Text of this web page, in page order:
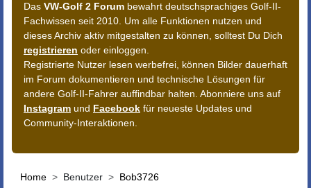
Das VW-Golf 2 Forum bewahrt deutschsprachiges Golf-II-
Fachwissen seit 2010. Um alle Funktionen nutzen und
dieses Archiv aktiv mitgestalten zu können, solltest Du Dich
registrieren oder einloggen.
Registrierte Nutzer lesen werbefrei, können Bilder dauerhaft
im Forum dokumentieren und technische Lösungen für
andere Golf-II-Fahrer auffindbar halten. Abonniere uns auf
Instagram und Facebook für neueste Updates und
Community-Interaktionen.
Home Benutzer Bob3726